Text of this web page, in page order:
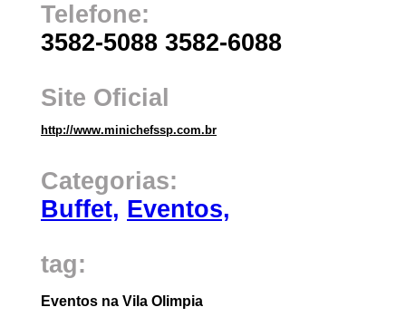
Telefone:
3582-5088 3582-6088
Site Oficial
http://www.minichefssp.com.br
Categorias:
Buffet, Eventos,
tag:
Eventos na Vila Olimpia